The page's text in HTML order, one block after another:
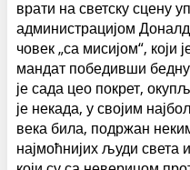
врати на светску сцену
администрацијом
човек „са мисијом“, који
мандат победивши
је сада цео покрет,
је некада, у својим
века била, подржан
најмоћнијих људи